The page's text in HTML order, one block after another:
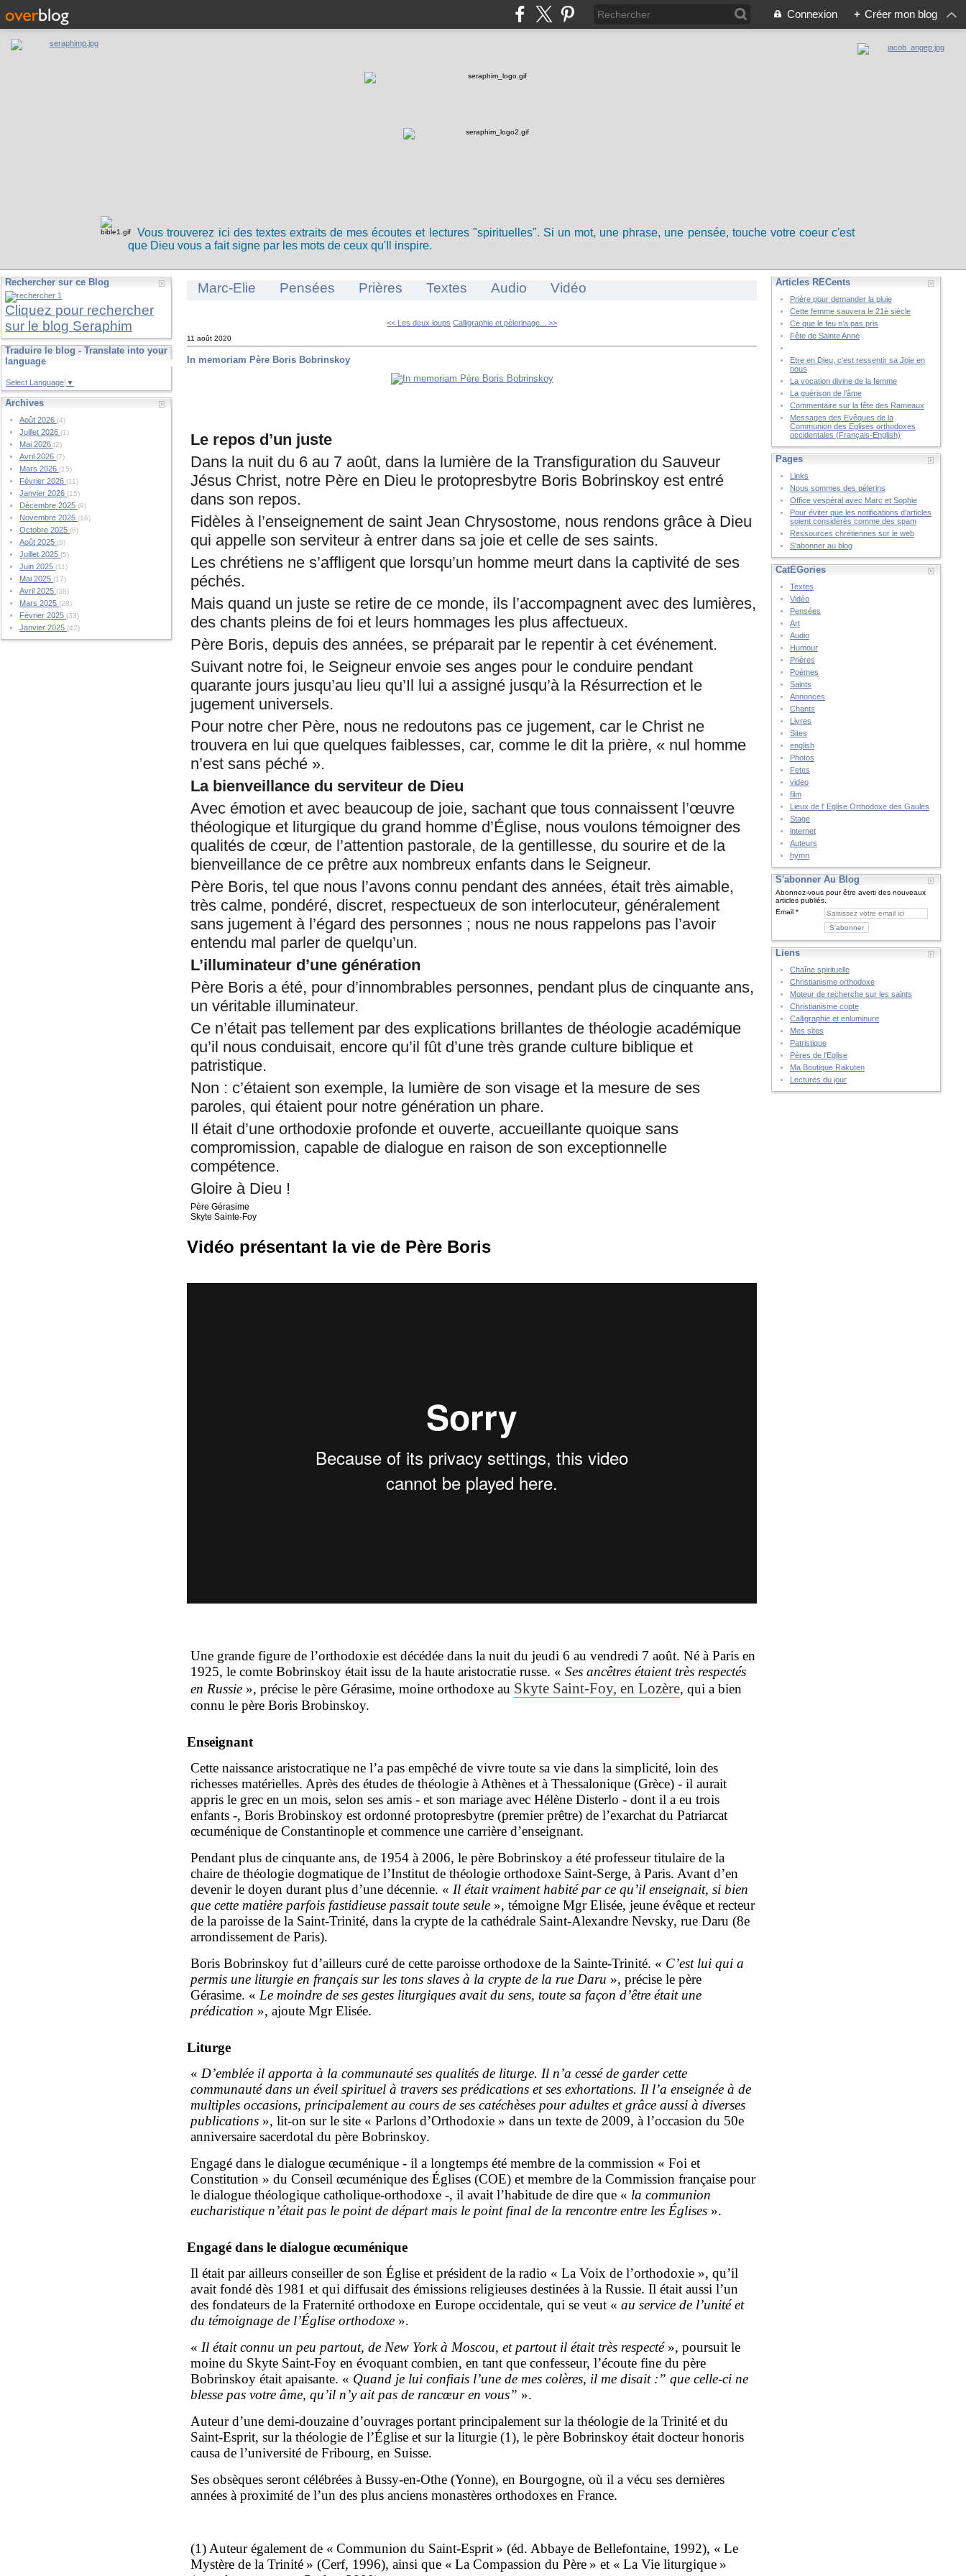
Connexion + Créer mon blog
Vous trouverez ici des textes extraits de mes écoutes et lectures "spirituelles". Si un mot, une phrase, une pensée, touche votre coeur c'est
que Dieu vous a fait signe par les mots de ceux qu'Il inspire.
Rechercher sur ce Blog
Cliquez pour rechercher
sur le blog Seraphim
Traduire le blog - Translate into your
language
Select Language ▼
Archives
Août 2026(4)
Juillet 2026(1)
Mai 2026(2)
Avril 2026(7)
Mars 2026(15)
Février 2026(11)
Janvier 2026(15)
Décembre 2025(9)
Novembre 2025(16)
Octobre 2025(6)
Août 2025(9)
Juillet 2025(5)
Juin 2025(11)
Mai 2025(17)
Avril 2025(38)
Mars 2025(28)
Février 2025(33)
Janvier 2025(42)
Marc-Elie Pensées Prières Textes Audio Vidéo
<< Les deux loups Calligraphie et pèlerinage... >>
11 août 2020
In memoriam Père Boris Bobrinskoy
Le repos d’un juste
Dans la nuit du 6 au 7 août, dans la lumière de la Transfiguration du Sauveur
Jésus Christ, notre Père en Dieu le protopresbytre Boris Bobrinskoy est entré
dans son repos.
Fidèles à l’enseignement de saint Jean Chrysostome, nous rendons grâce à Dieu
qui appelle son serviteur à entrer dans sa joie et celle de ses saints.
Les chrétiens ne s’affligent que lorsqu’un homme meurt dans la captivité de ses
péchés.
Mais quand un juste se retire de ce monde, ils l’accompagnent avec des lumières,
des chants pleins de foi et leurs hommages les plus affectueux.
Père Boris, depuis des années, se préparait par le repentir à cet événement.
Suivant notre foi, le Seigneur envoie ses anges pour le conduire pendant
quarante jours jusqu’au lieu qu’Il lui a assigné jusqu’à la Résurrection et le
jugement universels.
Pour notre cher Père, nous ne redoutons pas ce jugement, car le Christ ne
trouvera en lui que quelques faiblesses, car, comme le dit la prière, « nul homme
n’est sans péché ».
La bienveillance du serviteur de Dieu
Avec émotion et avec beaucoup de joie, sachant que tous connaissent l’œuvre
théologique et liturgique du grand homme d’Église, nous voulons témoigner des
qualités de cœur, de l’attention pastorale, de la gentillesse, du sourire et de la
bienveillance de ce prêtre aux nombreux enfants dans le Seigneur.
Père Boris, tel que nous l’avons connu pendant des années, était très aimable,
très calme, pondéré, discret, respectueux de son interlocuteur, généralement
sans jugement à l’égard des personnes ; nous ne nous rappelons pas l’avoir
entendu mal parler de quelqu’un.
L’illuminateur d’une génération
Père Boris a été, pour d’innombrables personnes, pendant plus de cinquante ans,
un véritable illuminateur.
Ce n’était pas tellement par des explications brillantes de théologie académique
qu’il nous conduisait, encore qu’il fût d’une très grande culture biblique et
patristique.
Non : c’étaient son exemple, la lumière de son visage et la mesure de ses
paroles, qui étaient pour notre génération un phare.
Il était d’une orthodoxie profonde et ouverte, accueillante quoique sans
compromission, capable de dialogue en raison de son exceptionnelle
compétence.
Gloire à Dieu !
Père Gérasime
Skyte Sainte-Foy
Vidéo présentant la vie de Père Boris
Une grande figure de l’orthodoxie est décédée dans la nuit du jeudi 6 au vendredi 7 août. Né à Paris en
1925, le comte Bobrinskoy était issu de la haute aristocratie russe. « Ses ancêtres étaient très respectés
en Russie », précise le père Gérasime, moine orthodoxe au Skyte Saint-Foy, en Lozère, qui a bien
connu le père Boris Brobinskoy.
Enseignant
Cette naissance aristocratique ne l’a pas empêché de vivre toute sa vie dans la simplicité, loin des
richesses matérielles. Après des études de théologie à Athènes et à Thessalonique (Grèce) - il aurait
appris le grec en un mois, selon ses amis - et son mariage avec Hélène Disterlo - dont il a eu trois
enfants -, Boris Brobinskoy est ordonné protopresbytre (premier prêtre) de l’exarchat du Patriarcat
œcuménique de Constantinople et commence une carrière d’enseignant.
Pendant plus de cinquante ans, de 1954 à 2006, le père Bobrinskoy a été professeur titulaire de la
chaire de théologie dogmatique de l’Institut de théologie orthodoxe Saint-Serge, à Paris. Avant d’en
devenir le doyen durant plus d’une décennie. « Il était vraiment habité par ce qu’il enseignait, si bien
que cette matière parfois fastidieuse passait toute seule », témoigne Mgr Elisée, jeune évêque et recteur
de la paroisse de la Saint-Trinité, dans la crypte de la cathédrale Saint-Alexandre Nevsky, rue Daru (8e
arrondissement de Paris).
Boris Bobrinskoy fut d’ailleurs curé de cette paroisse orthodoxe de la Sainte-Trinité. « C’est lui qui a
permis une liturgie en français sur les tons slaves à la crypte de la rue Daru », précise le père
Gérasime. « Le moindre de ses gestes liturgiques avait du sens, toute sa façon d’être était une
prédication », ajoute Mgr Elisée.
Liturge
« D’emblée il apporta à la communauté ses qualités de liturge. Il n’a cessé de garder cette
communauté dans un éveil spirituel à travers ses prédications et ses exhortations. Il l’a enseignée à de
multiples occasions, principalement au cours de ses catéchèses pour adultes et grâce aussi à diverses
publications », lit-on sur le site « Parlons d’Orthodoxie » dans un texte de 2009, à l’occasion du 50e
anniversaire sacerdotal du père Bobrinskoy.
Engagé dans le dialogue œcuménique - il a longtemps été membre de la commission « Foi et
Constitution » du Conseil œcuménique des Églises (COE) et membre de la Commission française pour
le dialogue théologique catholique-orthodoxe -, il avait l’habitude de dire que « la communion
eucharistique n’était pas le point de départ mais le point final de la rencontre entre les Églises ».
Engagé dans le dialogue œcuménique
Il était par ailleurs conseiller de son Église et président de la radio « La Voix de l’orthodoxie », qu’il
avait fondé dès 1981 et qui diffusait des émissions religieuses destinées à la Russie. Il était aussi l’un
des fondateurs de la Fraternité orthodoxe en Europe occidentale, qui se veut « au service de l’unité et
du témoignage de l’Église orthodoxe ».
« Il était connu un peu partout, de New York à Moscou, et partout il était très respecté », poursuit le
moine du Skyte Saint-Foy en évoquant combien, en tant que confesseur, l’écoute fine du père
Bobrinskoy était apaisante. « Quand je lui confiais l’une de mes colères, il me disait :” que celle-ci ne
blesse pas votre âme, qu’il n’y ait pas de rancœur en vous” ».
Auteur d’une demi-douzaine d’ouvrages portant principalement sur la théologie de la Trinité et du
Saint-Esprit, sur la théologie de l’Église et sur la liturgie (1), le père Bobrinskoy était docteur honoris
causa de l’université de Fribourg, en Suisse.
Ses obsèques seront célébrées à Bussy-en-Othe (Yonne), en Bourgogne, où il a vécu ses dernières
années à proximité de l’un des plus anciens monastères orthodoxes en France.
(1) Auteur également de « Communion du Saint-Esprit » (éd. Abbaye de Bellefontaine, 1992), « Le
Mystère de la Trinité » (Cerf, 1996), ainsi que « La Compassion du Père » et « La Vie liturgique »
Articles RÉCents
Prière pour demander la pluie
Cette femme sauvera le 21è siècle
Ce que le feu n’a pas pris
Fête de Sainte Anne
Etre en Dieu, c'est ressentir sa Joie en
nous
La vocation divine de la femme
La guérison de l’âme
Commentaire sur la fête des Rameaux
Messages des Evêques de la
Communion des Eglises orthodoxes
occidentales (Français-English)
Pages
Links
Nous sommes des pélerins
Office vespéral avec Marc et Sophie
Pour éviter que les notifications d'articles
soient considérés comme des spam
Ressources chrétiennes sur le web
S'abonner au blog
CatÉGories
Textes
Vidéo
Pensées
Art
Audio
Humour
Prières
Poèmes
Saints
Annonces
Chants
Livres
Sites
english
Photos
Fetes
video
film
Lieux de l' Eglise Orthodoxe des Gaules
Stage
internet
Auteurs
hymn
S'abonner Au Blog
Abonnez-vous pour être averti des nouveaux
articles publiés.
Email
Liens
Chaîne spirituelle
Christianisme orthodoxe
Moteur de recherche sur les saints
Christianisme copte
Calligraphie et enluminure
Mes sites
Patristique
Pères de l'Eglise
Ma Boutique Rakuten
Lectures du jour